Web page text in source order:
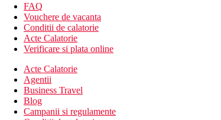
FAQ
Vouchere de vacanta
Conditii de calatorie
Acte Calatorie
Verificare si plata online
Acte Calatorie
Agentii
Business Travel
Blog
Campanii si regulamente